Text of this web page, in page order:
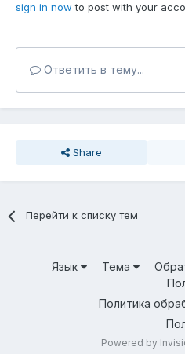
sign in now to post with your
Ответить в тему...
Share
Перейти к списку тем
Язык Тема
Политика
Powered by